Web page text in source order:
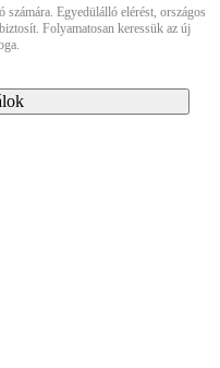
Egyedülálló elérést, országos
Folyamatosan keressük az új